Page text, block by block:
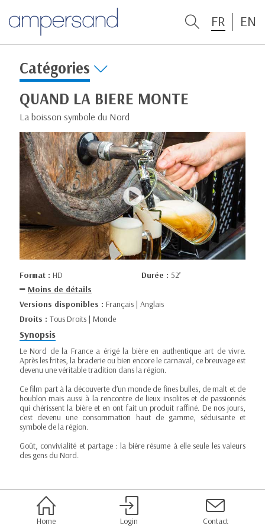
FR EN
Catégories
QUAND LA BIERE MONTE
La boisson symbole du Nord
Format : HD Durée : 52’
Moins de détails
Versions disponibles : Français | Anglais
Droits : Tous Droits | Monde
Synopsis
Le Nord de la France a érigé la bière en authentique art de vivre.
Après les frites, la braderie ou bien encore le carnaval, ce breuvage est
devenu une véritable tradition dans la région.
Ce film part à la découverte d’un monde de fines bulles, de malt et de
houblon mais aussi à la rencontre de lieux insolites et de passionnés
qui chérissent la bière et en ont fait un produit raffiné. De nos jours,
c'est devenu une consommation haut de gamme, séduisante et
symbole de la région.
Goût, convivialité et partage : la bière résume à elle seule les valeurs
des gens du Nord.
Home Login Contact